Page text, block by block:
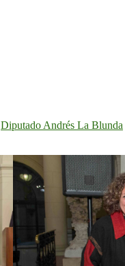
Diputado Andrés La Blunda